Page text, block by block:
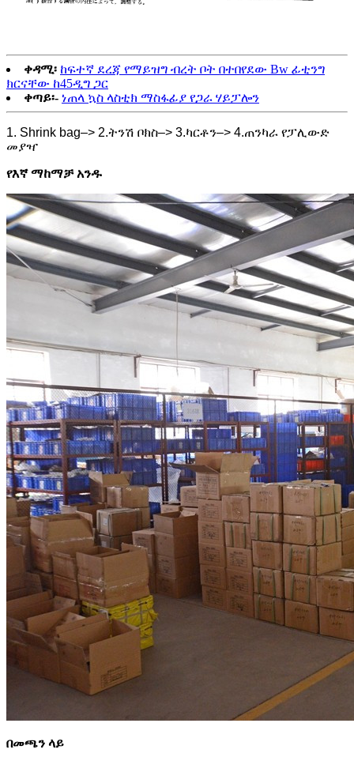
ቀዳሚ፡ ከፍተኛ ደረጃ የማይዝግ ብረት ቦት በተበየደው Bw ፊቲንግ
ክርናቸው ከ45ዲግ ጋር
ቀጣይ፡- ነጠላ ኳስ ላስቲክ ማስፋፊያ የጋራ ሃይፓሎን
1. Shrink bag–> 2.ትንሽ ቦክስ–> 3.ካርቶን–> 4.ጠንካራ የፓሊውድ
መያዣ
የእኛ ማከማቻ አንዱ
በመጫን ላይ